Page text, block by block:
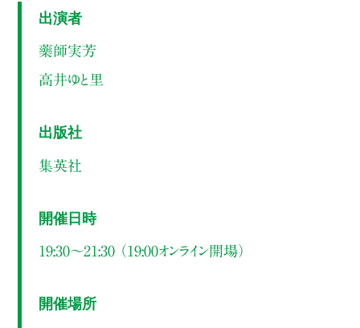
出演者
藥師実芳
高井ゆと里
出版社
集英社
開催日時
19:30～21:30 （19:00オンライン開場）
開催場所